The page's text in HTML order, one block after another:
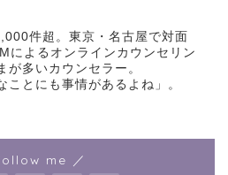
件超。東京・名古屋で対面
によるオンラインカウンセリン
が多いカウンセラー。
ことにも事情があるよね」。
me ／